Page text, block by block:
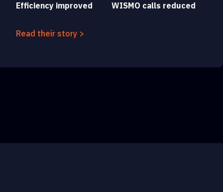
Efficiency improved WISMO calls reduced
Read their story >